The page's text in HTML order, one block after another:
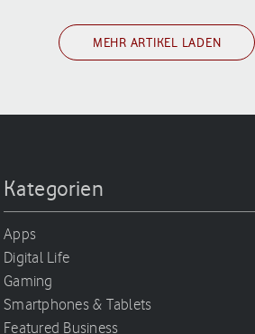
MEHR ARTIKEL LADEN
Kategorien
Apps
Digital Life
Gaming
Smartphones & Tablets
Featured Business